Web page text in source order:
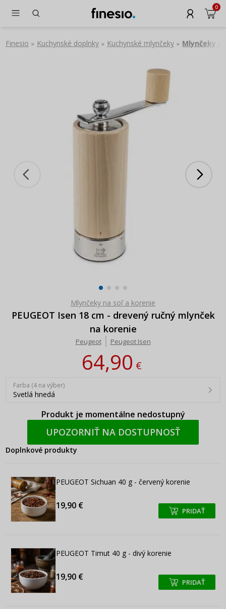
0
Finesio » Kuchynské doplnky » Kuchynské mlynčeky » Mlynčeky
Mlynčeky na soľ a korenie
PEUGEOT Isen 18 cm - drevený ručný mlynček
na korenie
Peugeot Peugeot Isen
64,90€
Farba (4 na výber)
Svetlá hnedá
Produkt je momentálne nedostupný
UPOZORNIŤ NA DOSTUPNOSŤ
Doplnkové produkty
PEUGEOT Sichuan 40 g - červený korenie
19,90 € +
+ PRIDAŤ
PEUGEOT Timut 40 g - divý korenie
19,90 € +
+ PRIDAŤ